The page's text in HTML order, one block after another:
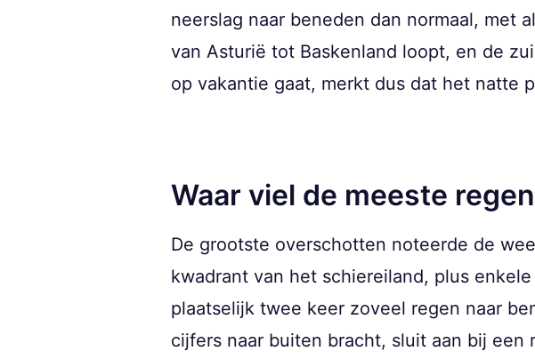
neerslag naar beneden dan normaal, met
van Asturië tot Baskenland loopt, en de
op vakantie gaat, merkt dus dat het natte
Waar viel de meeste
De grootste overschotten noteerde de
kwadrant van het schiereiland, plus
plaatselijk twee keer zoveel regen naar
cijfers naar buiten bracht, sluit aan bij een